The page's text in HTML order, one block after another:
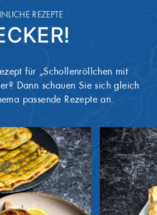
REZEPTE
für „Schollenröllchen mit
Dann schauen Sie sich gleich
passende Rezepte an.